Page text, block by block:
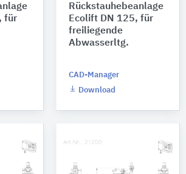
für
Rückstauhebeanlage
Ecolift DN 125, für
freiliegende
Abwasserltg.
CAD-Manager
Download